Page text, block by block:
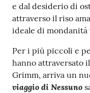
e dal desiderio di
attraverso il riso
ideale di
Per i più piccoli e
hanno attraversato
Grimm, arriva un
viaggio di Nessuno